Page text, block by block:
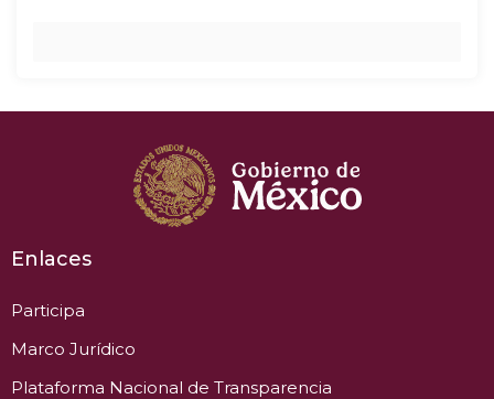
Enlaces
Participa
Marco Jurídico
Plataforma Nacional de Transparencia